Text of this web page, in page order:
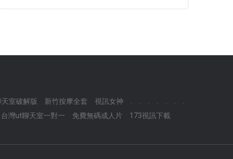
天室破解版 新竹按摩全套 視訊女神
台灣ut聊天室一對一 免費無碼成人片 173視訊下載